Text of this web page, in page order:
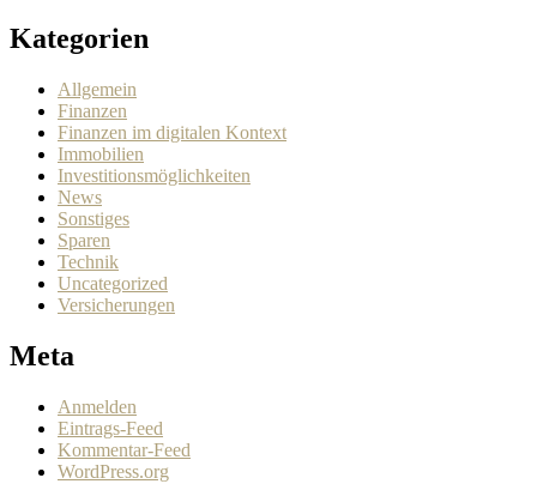
Kategorien
Allgemein
Finanzen
Finanzen im digitalen Kontext
Immobilien
Investitionsmöglichkeiten
News
Sonstiges
Sparen
Technik
Uncategorized
Versicherungen
Meta
Anmelden
Eintrags-Feed
Kommentar-Feed
WordPress.org